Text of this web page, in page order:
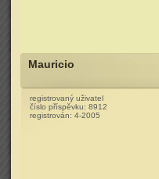
Mauricio
registrovaný uživatel
číslo příspěvku: 8912
registrován: 4-2005